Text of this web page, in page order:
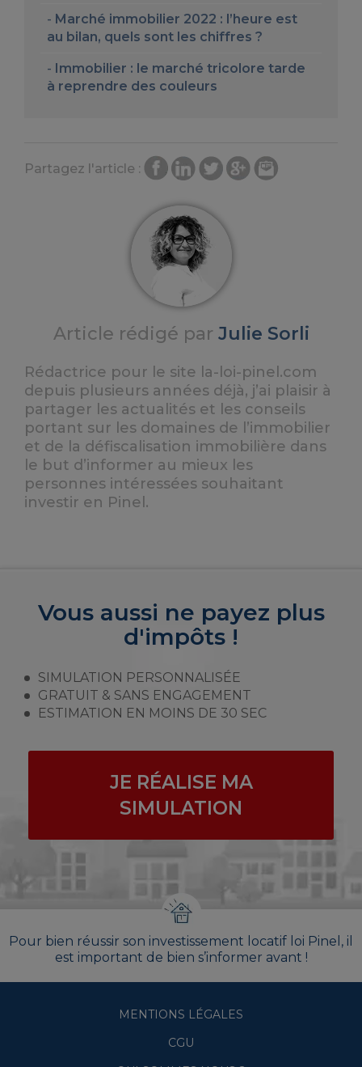
Marché immobilier 2022 : l’heure est
au bilan, quels sont les chiffres ?
Immobilier : le marché tricolore tarde
à reprendre des couleurs
Partagez l'article :
Article rédigé par Julie Sorli
Rédactrice pour le site la-loi-pinel.com
depuis plusieurs années déjà, j’ai plaisir à
partager les actualités et les conseils
portant sur les domaines de l’immobilier
et de la défiscalisation immobilière dans
le but d’informer au mieux les
personnes intéressées souhaitant
investir en Pinel.
Vous aussi ne payez plus
d'impôts !
SIMULATION PERSONNALISÉE
GRATUIT & SANS ENGAGEMENT
ESTIMATION EN MOINS DE 30 SEC
JE RÉALISE MA
SIMULATION
Pour bien réussir son investissement locatif loi Pinel, il
est important de bien s’informer avant !
MENTIONS LÉGALES
CGU